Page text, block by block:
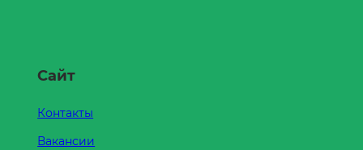
Сайт
Контакты
Вакансии